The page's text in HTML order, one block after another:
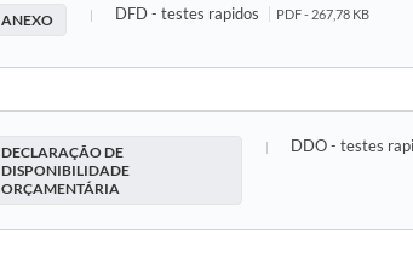
ANEXO DFD - testes rapidos PDF - 267,78 KB
DECLARAÇÃO DE
DISPONIBILIDADE
ORÇAMENTÁRIA
DDO - testes